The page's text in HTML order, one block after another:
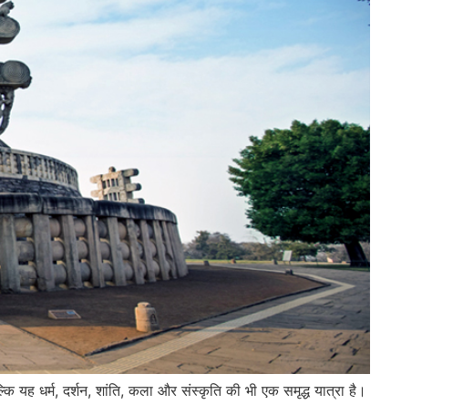
यह धर्म, दर्शन, शांति, कला और संस्कृति की भी एक समृद्ध यात्रा है।